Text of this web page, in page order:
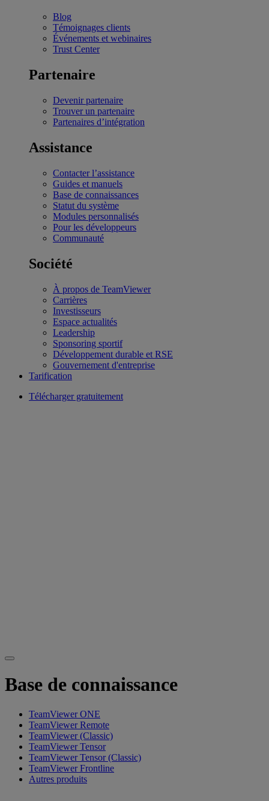
Blog
Témoignages clients
Événements et webinaires
Trust Center
Partenaire
Devenir partenaire
Trouver un partenaire
Partenaires d’intégration
Assistance
Contacter l’assistance
Guides et manuels
Base de connaissances
Statut du système
Modules personnalisés
Pour les développeurs
Communauté
Société
À propos de TeamViewer
Carrières
Investisseurs
Espace actualités
Leadership
Sponsoring sportif
Développement durable et RSE
Gouvernement d'entreprise
Tarification
Télécharger gratuitement
Base de connaissance
TeamViewer ONE
TeamViewer Remote
TeamViewer (Classic)
TeamViewer Tensor
TeamViewer Tensor (Classic)
TeamViewer Frontline
Autres produits